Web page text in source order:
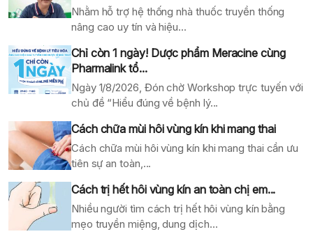
Nhằm hỗ trợ hệ thống nhà thuốc truyền thống
nâng cao uy tín và hiệu...
Chỉ còn 1 ngày! Dược phẩm Meracine cùng
Pharmalink tổ...
Ngày 1/8/2026, Đón chờ Workshop trực tuyến với
chủ đề “Hiểu đúng về bệnh lý...
Cách chữa mùi hôi vùng kín khi mang thai
Cách chữa mùi hôi vùng kín khi mang thai cần ưu
tiên sự an toàn,...
Cách trị hết hôi vùng kín an toàn chị em...
Nhiều người tìm cách trị hết hôi vùng kín bằng
mẹo truyền miệng, dung dịch...